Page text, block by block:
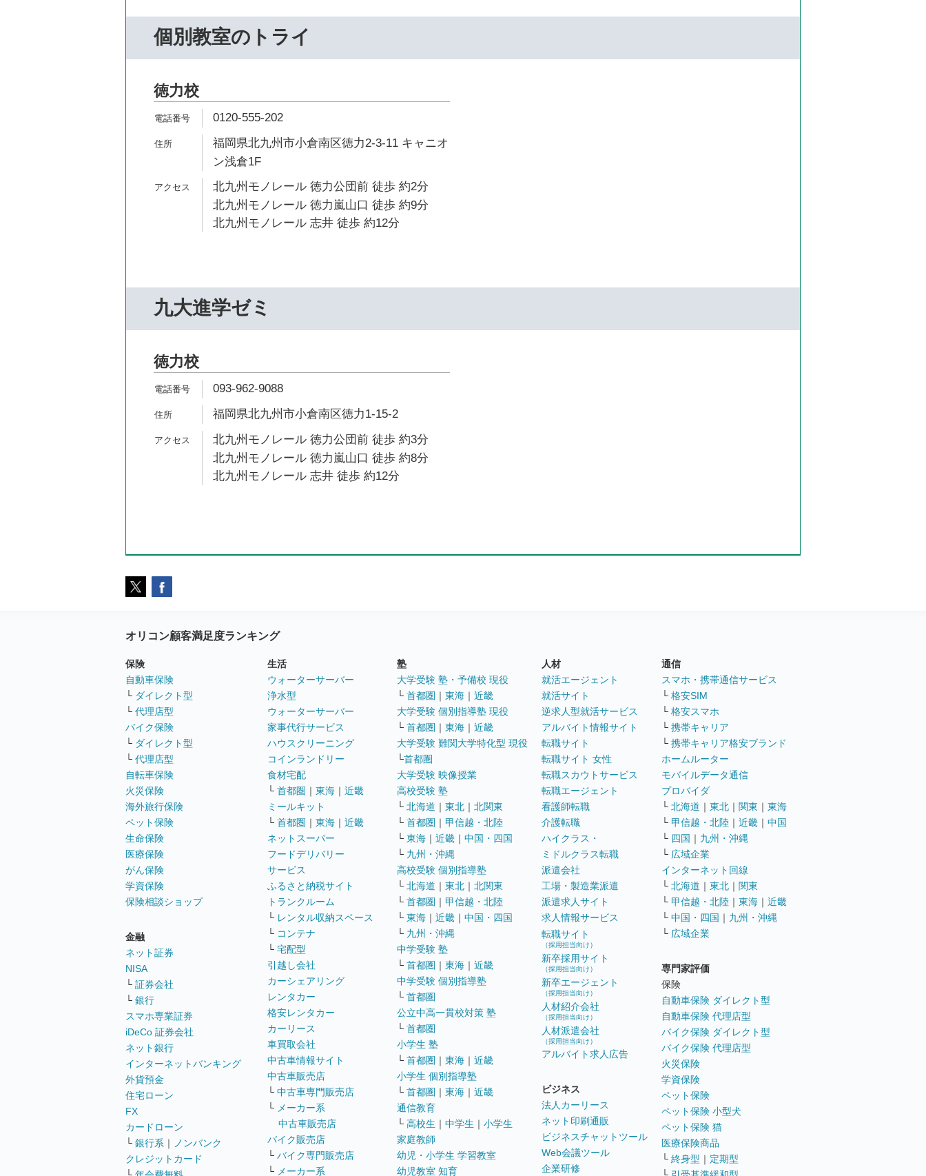
個別教室のトライ
徳力校
0120-555-202
福岡県北九州市小倉南区徳力2-3-11 キャニオ
ン浅倉1F
北九州モノレール 徳力公団前 徒歩 約2分
北九州モノレール 徳力嵐山口 徒歩 約9分
北九州モノレール 志井 徒歩 約12分
九大進学ゼミ
徳力校
093-962-9088
福岡県北九州市小倉南区徳力1-15-2
北九州モノレール 徳力公団前 徒歩 約3分
北九州モノレール 徳力嵐山口 徒歩 約8分
北九州モノレール 志井 徒歩 約12分
オリコン顧客満足度ランキング
保険
自動車保険
└ ダイレクト型
└ 代理店型
バイク保険
└ ダイレクト型
└ 代理店型
自転車保険
火災保険
海外旅行保険
ペット保険
生命保険
医療保険
がん保険
学資保険
保険相談ショップ
金融
ネット証券
NISA
└ 証券会社
└ 銀行
スマホ専業証券
iDeCo 証券会社
ネット銀行
インターネットバンキング
外貨預金
住宅ローン
FX
カードローン
└ 銀行系 ｜
ノンバンク
クレジットカード
生活
ウォーターサーバー
浄水型
ウォーターサーバー
家事代行サービス
ハウスクリーニング
コインランドリー
食材宅配
└ 首都圏 ｜ 東海 ｜ 近畿
ミールキット
└ 首都圏 ｜ 東海 ｜ 近畿
ネットスーパー
フードデリバリー
サービス
ふるさと納税サイト
トランクルーム
└ レンタル収納スペース
└ コンテナ
└ 宅配型
引越し会社
カーシェアリング
レンタカー
格安レンタカー
カーリース
車買取会社
中古車情報サイト
中古車販売店
└ 中古車専門販売店
└ メーカー系
中古車販売店
バイク販売店
└ バイク専門販売店
└ メーカー系
塾
大学受験 塾・予備校 現役
└ 首都圏 ｜ 東海 ｜ 近畿
大学受験 個別指導塾 現役
└ 首都圏 ｜ 東海 ｜ 近畿
大学受験 難関大学特化型 現役
└首都圏
大学受験 映像授業
高校受験 塾
└ 北海道 ｜ 東北 ｜ 北関東
└ 首都圏 ｜ 甲信越・北陸
└ 東海 ｜ 近畿 ｜ 中国・四国
└ 九州・沖縄
高校受験 個別指導塾
└ 北海道 ｜ 東北 ｜ 北関東
└ 首都圏 ｜ 甲信越・北陸
└ 東海 ｜ 近畿 ｜ 中国・四国
└ 九州・沖縄
中学受験 塾
└ 首都圏 ｜ 東海 ｜ 近畿
中学受験 個別指導塾
└ 首都圏
公立中高一貫校対策 塾
└ 首都圏
小学生 塾
└ 首都圏 ｜ 東海 ｜ 近畿
小学生 個別指導塾
└ 首都圏 ｜ 東海 ｜ 近畿
通信教育
└ 高校生 ｜ 中学生 ｜ 小学生
家庭教師
幼児・小学生 学習教室
幼児教室 知育
人材
就活エージェント
就活サイト
逆求人型就活サービス
アルバイト情報サイト
転職サイト
転職サイト 女性
転職スカウトサービス
転職エージェント
看護師転職
介護転職
ハイクラス・
ミドルクラス転職
派遣会社
工場・製造業派遣
派遣求人サイト
求人情報サービス
転職サイト
（採用担当向け）
新卒採用サイト
（採用担当向け）
新卒エージェント
（採用担当向け）
人材紹介会社
（採用担当向け）
人材派遣会社
（採用担当向け）
アルバイト求人広告
ビジネス
法人カーリース
ネット印刷通販
ビジネスチャットツール
Web会議ツール
企業研修
通信
スマホ・携帯通信サービス
└ 格安SIM
└ 格安スマホ
└ 携帯キャリア
└ 携帯キャリア格安ブランド
ホームルーター
モバイルデータ通信
プロバイダ
└ 北海道 ｜ 東北 ｜ 関東 ｜ 東海
└ 甲信越・北陸 ｜ 近畿 ｜ 中国
└ 四国 ｜ 九州・沖縄
└ 広域企業
インターネット回線
└ 北海道 ｜ 東北 ｜ 関東
└ 甲信越・北陸 ｜ 東海 ｜ 近畿
└ 中国・四国 ｜ 九州・沖縄
└ 広域企業
専門家評価
保険
自動車保険 ダイレクト型
自動車保険 代理店型
バイク保険 ダイレクト型
バイク保険 代理店型
火災保険
学資保険
ペット保険
ペット保険 小型犬
ペット保険 猫
医療保険商品
└ 終身型 ｜ 定期型